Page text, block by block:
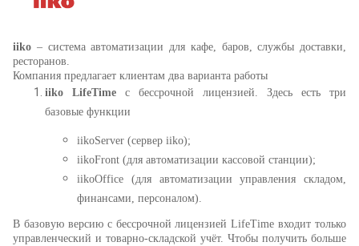
iiko – система автоматизации для кафе, баров, службы доставки,
ресторанов.
Компания предлагает клиентам два варианта работы
iiko LifeTime с бессрочной лицензией. Здесь есть три
базовые функции
iikoServer (сервер iiko);
iikoFront (для автоматизации кассовой станции);
iikoOffice (для автоматизации управления складом,
финансами, персоналом).
В базовую версию с бессрочной лицензией LifeTime входит только
управленческий и товарно-складской учёт. Чтобы получить больше